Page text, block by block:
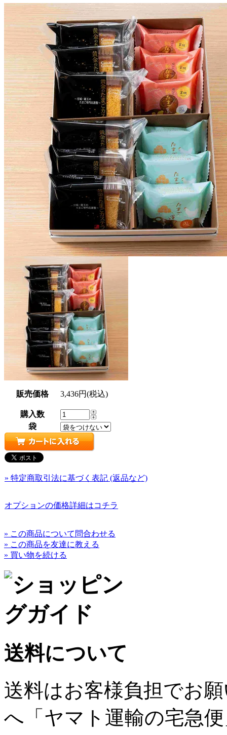
販売価格 3,436円(税込)
購入数
袋
» 特定商取引法に基づく表記 (返品など)
オプションの価格詳細はコチラ
» この商品について問合わせる
» この商品を友達に教える
» 買い物を続ける
送料について
送料はお客様負担でお
へ「ヤマト運輸の宅急